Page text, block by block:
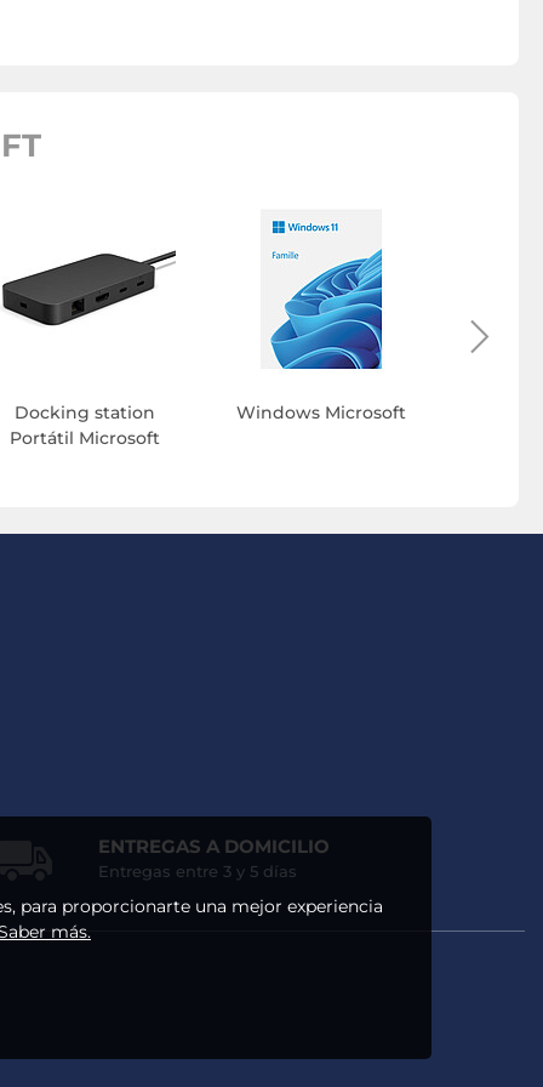
Docking station
Portátil Microsoft
Windows Microsoft
ENTREGAS A DOMICILIO
Entregas entre 3 y 5 días
para proporcionarte una mejor experiencia
más.